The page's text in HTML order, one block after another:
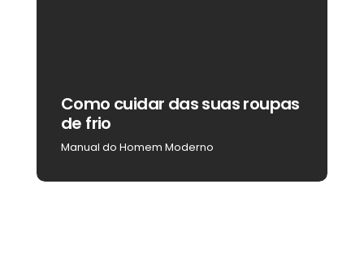
Como cuidar das suas roupas
de frio
Manual do Homem Moderno